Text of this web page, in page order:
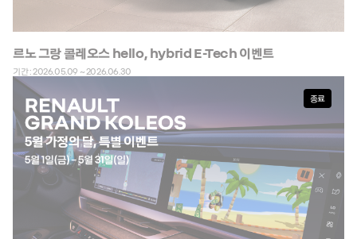
르노 그랑 콜레오스 hello, hybrid E-Tech 이벤트
기간 : 2026.05.09 ~ 2026.06.30
종료